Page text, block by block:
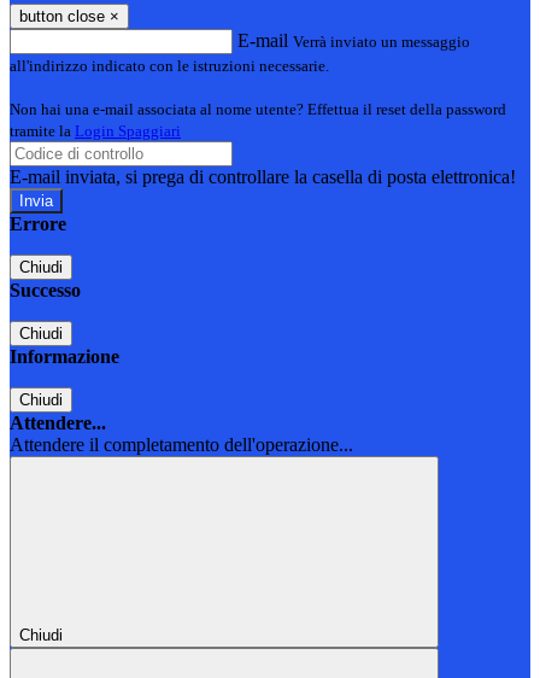
button close ×
E-mail Verrà inviato un messaggio
all'indirizzo indicato con le istruzioni necessarie.
Non hai una e-mail associata al nome utente? Effettua il reset della password
tramite la Login Spaggiari
E-mail inviata, si prega di controllare la casella di posta elettronica!
Errore
Chiudi
Successo
Chiudi
Informazione
Chiudi
Attendere...
Attendere il completamento dell'operazione...
Chiudi